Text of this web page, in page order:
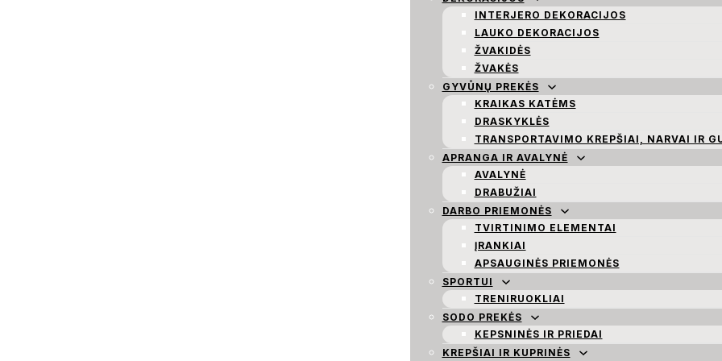
INTERJERO DEKORACIJOS
LAUKO DEKORACIJOS
ŽVAKIDĖS
ŽVAKĖS
GYVŪNŲ PREKĖS
KRAIKAS KATĖMS
DRASKYKLĖS
TRANSPORTAVIMO KREPŠIAI, NARVAI IR
APRANGA IR AVALYNĖ
AVALYNĖ
DRABUŽIAI
DARBO PRIEMONĖS
TVIRTINIMO ELEMENTAI
ĮRANKIAI
APSAUGINĖS PRIEMONĖS
SPORTUI
TRENIRUOKLIAI
SODO PREKĖS
KEPSNINĖS IR PRIEDAI
KREPŠIAI IR KUPRINĖS